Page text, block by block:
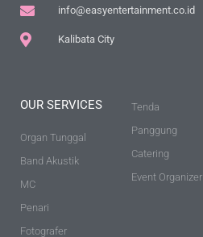
info@easyentertainment.co.id
Kalibata City
OUR SERVICES
Organ Tunggal
Band Akustik
MC
Penari
Fotografer
Tenda
Panggung
Catering
Event Organizer